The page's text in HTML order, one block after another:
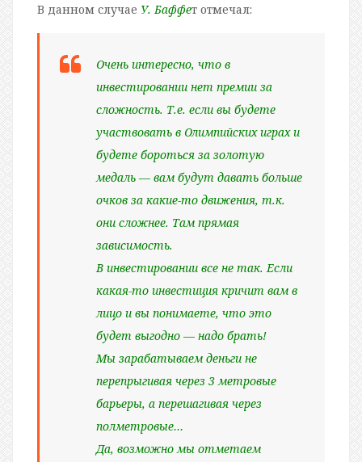
В данном случае У. Баффет отмечал:
Очень интересно, что в
инвестировании нет премии за
сложность. Т.е. если вы будете
участвовать в Олимпийских играх и
будете бороться за золотую
медаль — вам будут давать больше
очков за какие-то движения, т.к.
они сложнее. Там прямая
зависимость.
В инвестировании все не так. Если
какая-то инвестиция кричит вам в
лицо и вы понимаете, что это
будет выгодно — надо брать!
Мы зарабатываем деньги не
перепрыгивая через 3 метровые
барьеры, а перешагивая через
полметровые…
Да, возможно мы отметаем